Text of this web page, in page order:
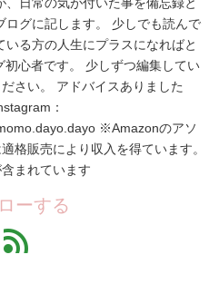
ログに記します。 少しでも読んで
いる方の人生にプラスになればと
心者です。 少しずつ編集してい
さい。 アドバイスありました
：
※Amazonのアソ
格販売により収入を得ています。
まれています
ーする
feed